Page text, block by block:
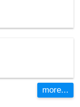
more...